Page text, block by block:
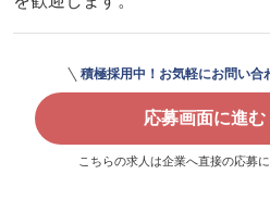
積極採用中！お気軽にお問い合
応募画面に進む
こちらの求人は企業へ直接の応募に